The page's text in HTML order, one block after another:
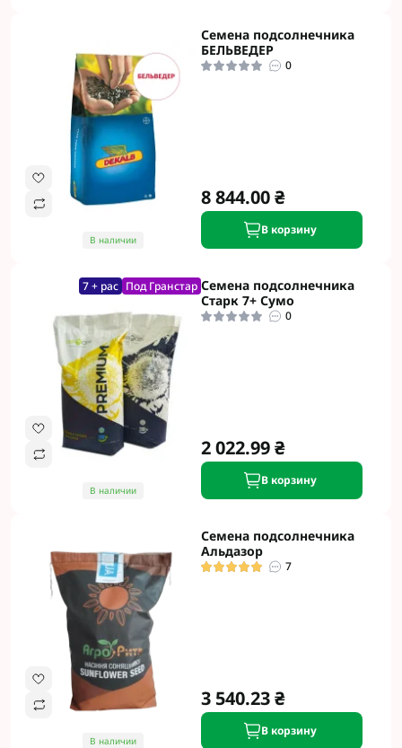
В наличии
Семена подсолнечника
БЕЛЬВЕДЕР
0
8 844.00 ₴
В корзину
7 + рас Под Гранстар
В наличии
Семена подсолнечника
Старк 7+ Сумо
0
2 022.99 ₴
В корзину
В наличии
Семена подсолнечника
Альдазор
7
3 540.23 ₴
В корзину